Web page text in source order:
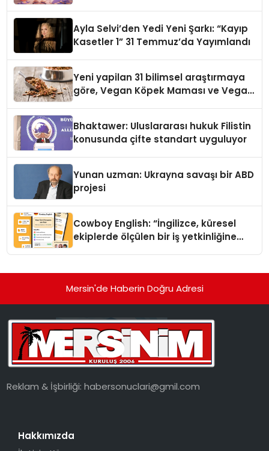
Ayla Selvi’den Yedi Yeni Şarkı: “Kayıp
Kasetler 1” 31 Temmuz’da Yayımlandı
Yeni yapilan 31 bilimsel araştırmaya
göre, Vegan Köpek Maması ve Vegan
Bhaktawer: Uluslararası hukuk Filistin
konusunda çifte standart uyguluyor
Yunan uzman: Ukrayna savaşı bir ABD
projesi
Cowboy English: “İngilizce, küresel
ekiplerde ölçülen bir iş yetkinliğine
Mersin'de Haberin Doğru Adresi
Reklam & İşbirliği:habersonuclari@gmil.com
Hakkımızda